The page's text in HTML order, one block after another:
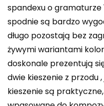
spandexu o gramaturze
spodnie są bardzo
długo pozostają bez
żywymi wariantami
doskonale prezentują
dwie kieszenie z przodu
kieszenie są